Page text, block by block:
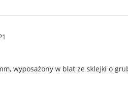
wyposażony w blat ze sklejki o